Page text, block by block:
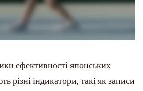
ефективності японських
різні індикатори, такі як записи